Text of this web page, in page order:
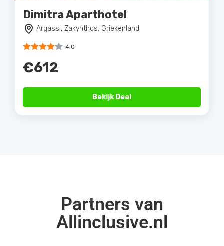
Dimitra Aparthotel
Argassi, Zakynthos, Griekenland
4.0
€612
Bekijk Deal
Partners van
Allinclusive.nl